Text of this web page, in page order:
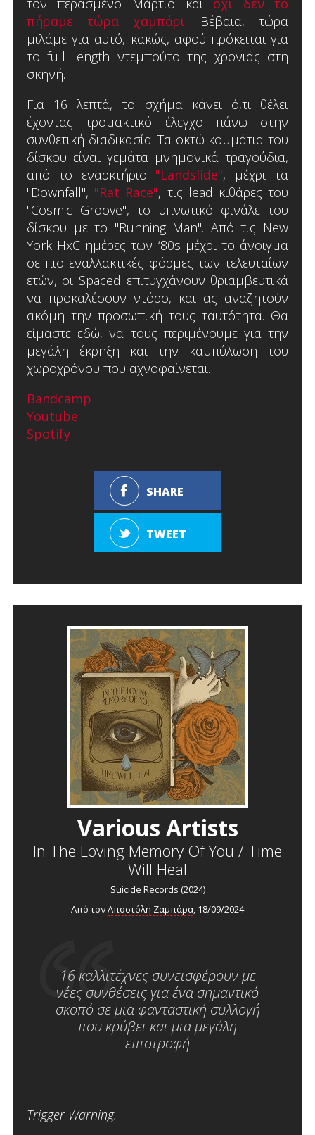
πήραμε τώρα χαμπάρι. Βέβαια, τώρα
μιλάμε για αυτό, κακώς, αφού πρόκειται για
το full length ντεμπούτο της χρονιάς στη
σκηνή.
Για 16 λεπτά, το σχήμα κάνει ό,τι θέλει
έχοντας τρομακτικό έλεγχο πάνω στην
συνθετική διαδικασία. Τα οκτώ κομμάτια του
δίσκου είναι γεμάτα μνημονικά τραγούδια,
από το εναρκτήριο "Landslide", μέχρι τα
"Downfall", "Rat Race", τις lead κιθάρες του
"Cosmic Groove", το υπνωτικό φινάλε του
δίσκου με το "Running Man". Από τις New
York HxC ημέρες των ‘80s μέχρι το άνοιγμα
σε πιο εναλλακτικές φόρμες των τελευταίων
ετών, οι Spaced επιτυγχάνουν θριαμβευτικά
να προκαλέσουν ντόρο, και ας αναζητούν
ακόμη την προσωπική τους ταυτότητα. Θα
είμαστε εδώ, να τους περιμένουμε για την
μεγάλη έκρηξη και την καμπύλωση του
χωροχρόνου που αχνοφαίνεται.
Bandcamp
Youtube
Spotify
SHARE
TWEET
Various Artists
In The Loving Memory Of You / Time
Will Heal
Suicide Records (2024)
Από τονΑποστόλη Ζαμπάρα, 18/09/2024
16 καλλιτέχνες συνεισφέρουν με
νέες συνθέσεις για ένα σημαντικό
σκοπό σε μια φανταστική συλλογή
που κρύβει και μια μεγάλη
επιστροφή
Trigger Warning.